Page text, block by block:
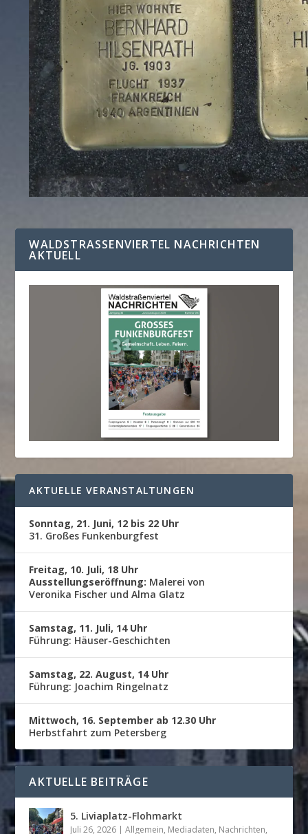
WALDSTRASSENVIERTEL NACHRICHTEN A
KTUELL
AKTUELLE VERANSTALTUNGEN
Sonntag, 21. Juni, 12 bis 22 Uhr
31. Großes Funkenburgfest
Freitag, 10. Juli, 18 Uhr
Ausstellungseröffnung: Malerei von
Veronika Fischer und Alma Glatz
Samstag, 11. Juli, 14 Uhr
Führung: Häuser-Geschichten
Samstag, 22. August, 14 Uhr
Führung: Joachim Ringelnatz
Mittwoch, 16. September ab 12.30 Uhr
Herbstfahrt zum Petersberg
AKTUELLE BEITRÄGE
5. Liviaplatz-Flohmarkt
Juli 26, 2026 |Allgemein, Mediadaten, Nachrichten,